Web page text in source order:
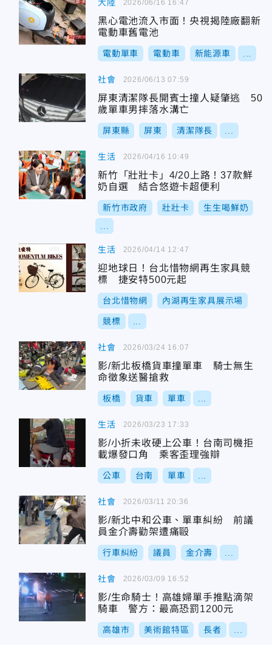
大陸
黑心電池流入市面！央視揭陸廠翻新
電動車舊電池
電動單車 電動車 新能源車
2026/06/16 16:47
社會
屏東清潔隊長開賓士撞人疑肇逃 50
歲單車男摔落水溝亡
屏東縣 屏東 清潔隊長
2026/06/13 07:59
生活
新竹「壯壯卡」4/20上路！37款鮮
奶自選 結合悠遊卡超便利
新竹市政府 壯壯卡 生生喝鮮奶
2026/04/16 10:49
生活
迎地球日！台北惜物網再生家具競
標 捷安特500元起
台北惜物網 內湖再生家具展示場
競標
2026/04/14 12:47
社會
影/新北板橋貨車撞單車 騎士無生
命徵象送醫搶救
板橋 貨車 單車
2026/03/24 16:07
生活
影/小折未收硬上公車！台南司機拒
載爆發口角 乘客歪理強辯
公車 台南 單車
2026/03/23 17:33
社會
影/新北中和公車、單車糾紛 前議
員金介壽勸架遭痛毆
行車糾紛 議員 金介壽
2026/03/11 20:36
社會
影/生命騎士！高雄婦單手推點滴架
騎車 警方：最高恐罰1200元
高雄市 美術館特區 長者
2026/03/09 16:52